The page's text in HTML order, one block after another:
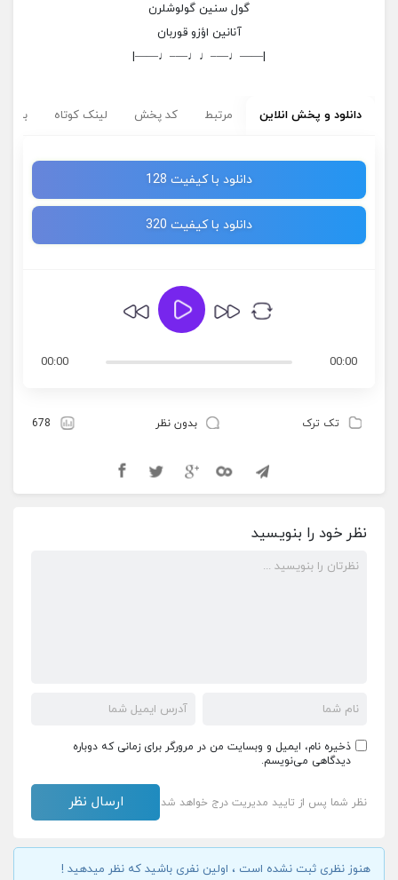
گول سنین گولوشلرن
آنانین اؤزو قوربان
|——♩—–♩♩—–♩——|
دانلود و پخش انلاین مرتبط کد پخش لینک کوتاه
دانلود با کیفیت 128
دانلود با کیفیت 320
00:00
00:00
تک ترک بدون نظر 678
نظر خود را بنویسید
ذخیره نام، ایمیل و وبسایت من در مرورگر برای زمانی که دوباره
دیدگاهی می‌نویسم.
نظر شما پس از تایید مدیریت درج خواهد شد
هنوز نظری ثبت نشده است ، اولین نفری باشید که نظر میدهید !